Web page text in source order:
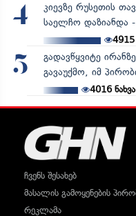
4
კიევზე რუსეთის
საელჩო დაზიანდა -
4915
5
გადავწყვიტე
გავაუქმო, იმ
4016ნახვა
ჩვენს შესახებ
მასალის გამოყენების
რეკლამა